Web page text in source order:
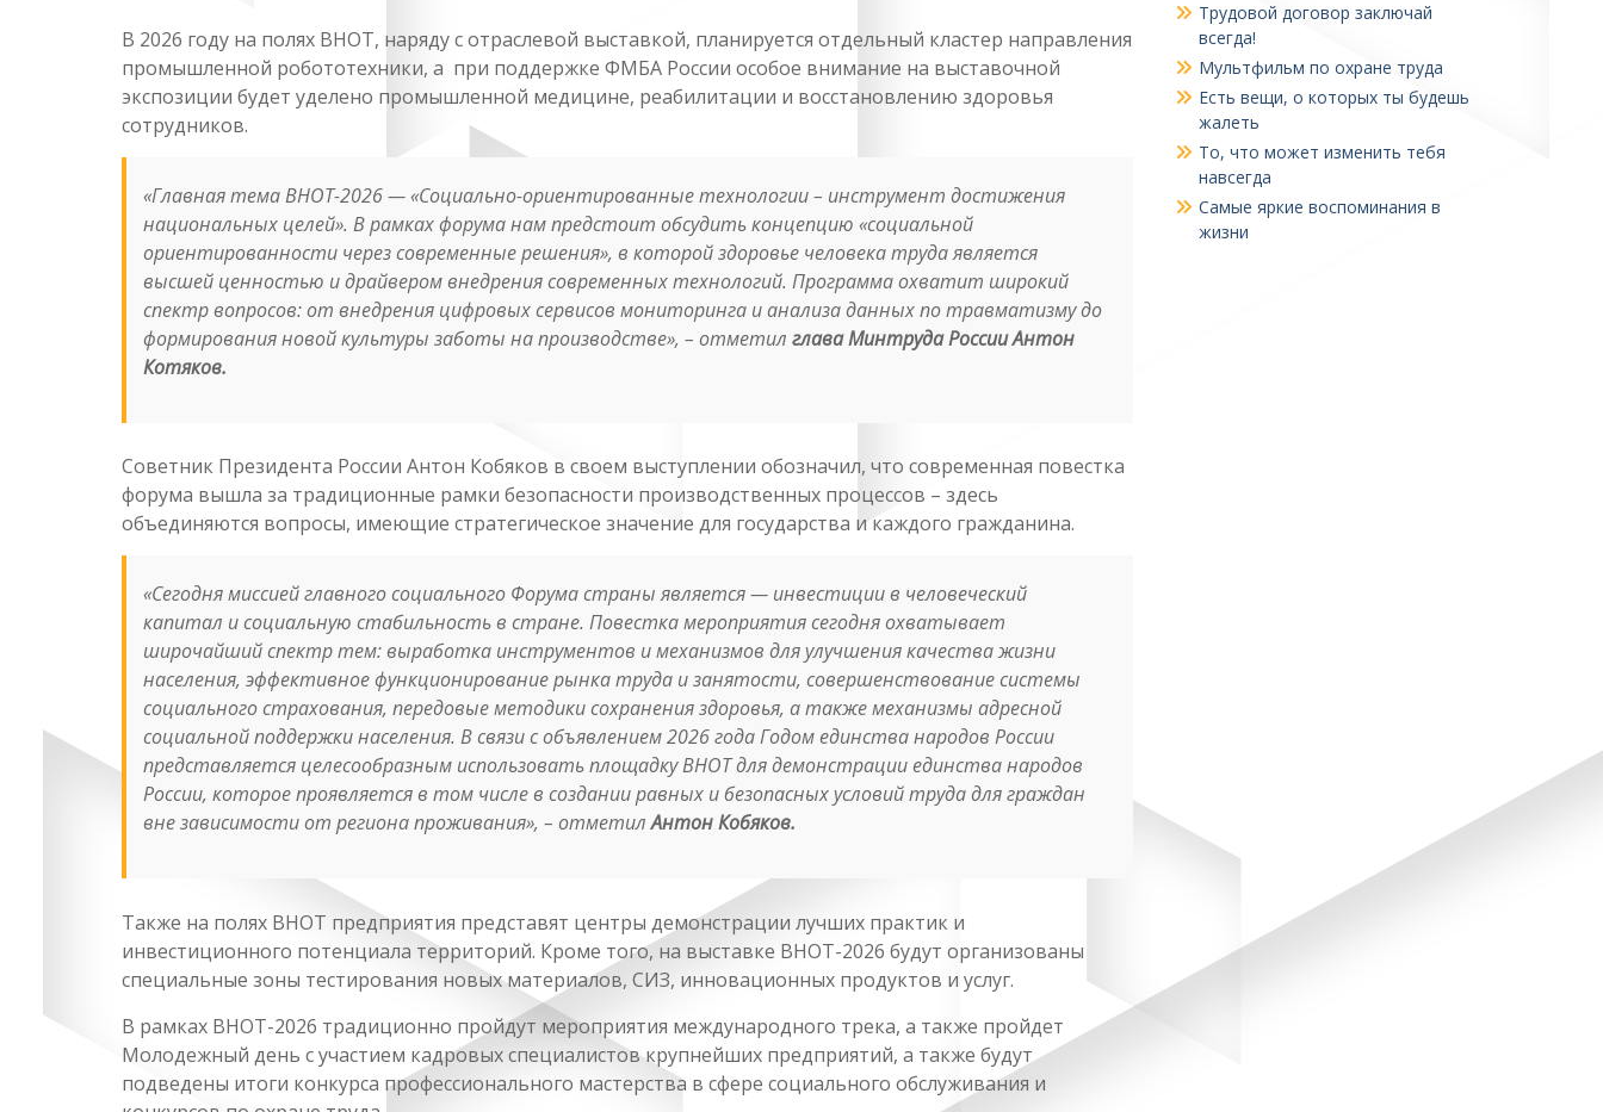
В 2026 году на полях ВНОТ, наряду с отраслевой выставкой, планируется отдельный кластер направления
промышленной робототехники, а при поддержке ФМБА России особое внимание на выставочной
экспозиции будет уделено промышленной медицине, реабилитации и восстановлению здоровья
сотрудников.
«Главная тема ВНОТ-2026 — «Социально-ориентированные технологии – инструмент достижения
национальных целей». В рамках форума нам предстоит обсудить концепцию «социальной
ориентированности через современные решения», в которой здоровье человека труда является
высшей ценностью и драйвером внедрения современных технологий. Программа охватит широкий
спектр вопросов: от внедрения цифровых сервисов мониторинга и анализа данных по травматизму до
формирования новой культуры заботы на производстве», – отметил глава Минтруда России Антон
Котяков.
Советник Президента России Антон Кобяков в своем выступлении обозначил, что современная повестка
форума вышла за традиционные рамки безопасности производственных процессов – здесь
объединяются вопросы, имеющие стратегическое значение для государства и каждого гражданина.
«Сегодня миссией главного социального Форума страны является — инвестиции в человеческий
капитал и социальную стабильность в стране. Повестка мероприятиясегодня охватывает
широчайший спектр тем: выработка инструментов и механизмов для улучшения качества жизни
населения, эффективное функционирование рынка труда и занятости, совершенствование системы
социального страхования, передовые методики сохранения здоровья, а также механизмы адресной
социальной поддержки населения. В связи с объявлением 2026 года Годом единства народов России
представляется целесообразным использовать площадку ВНОТ для демонстрации единства народов
России, которое проявляется в том числе в создании равных и безопасных условий труда для граждан
вне зависимости от региона проживания», – отметилАнтон Кобяков.
Также на полях ВНОТ предприятия представят центры демонстрации лучших практик и
инвестиционного потенциала территорий. Кроме того, на выставке ВНОТ-2026 будут организованы
специальные зоны тестирования новых материалов, СИЗ, инновационных продуктов и услуг.
В рамках ВНОТ-2026 традиционно пройдут мероприятия международного трека, а также пройдет
Молодежный день с участием кадровых специалистов крупнейших предприятий, а также будут
подведены итоги конкурса профессионального мастерства в сфере социального обслуживания и
Трудовой договор заключай
всегда!
Мультфильм по охране труда
Есть вещи, о которых ты будешь
жалеть
То, что может изменить тебя
навсегда
Самые яркие воспоминания в
жизни